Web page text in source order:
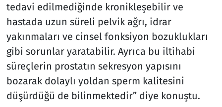
tedavi edilmediğinde kronikleşebilir ve
hastada uzun süreli pelvik ağrı, idrar
yakınmaları ve cinsel fonksiyon bozuklukları
gibi sorunlar yaratabilir. Ayrıca bu iltihabi
süreçlerin prostatın sekresyon yapısını
bozarak dolaylı yoldan sperm kalitesini
düşürdüğü de bilinmektedir” diye konuştu.